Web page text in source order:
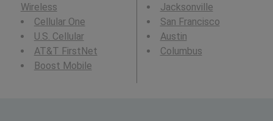
Wireless
Cellular One
U.S. Cellular
AT&T FirstNet
Boost Mobile
Jacksonville
San Francisco
Austin
Columbus